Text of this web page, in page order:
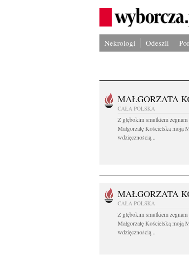
Nekrologi Odeszli
MAŁGORZATA
CAŁA POLSKA
Z głębokim smutkiem
Małgorzatę Kościelską moją
wdzięcznością...
MAŁGORZATA
CAŁA POLSKA
Z głębokim smutkiem
Małgorzatę Kościelską moją
wdzięcznością...